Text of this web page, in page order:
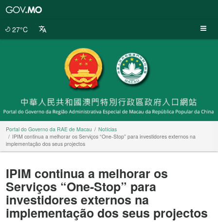
27°C
Portal do Governo da RAE de Macau
Notícias
IPIM continua a melhorar os Serviços “One-Stop” para investidores externos na
implementação dos seus projectos
IPIM continua a melhorar os
Serviços “One-Stop” para
investidores externos na
implementação dos seus projectos